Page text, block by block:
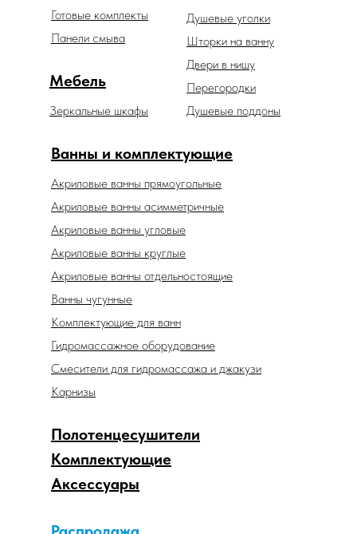
Ванны и комплектующие
Акриловые ванны прямоугольные
Зеркальные шкафы
Мебель
Душевые уголки
Шторки на ванну
Двери в нишу
Перегородки
Аксессуары
Комплектующие
Душевые поддоны
Акриловые ванны отдельностоящие
Акриловые ванны асимметричные
Акриловые ванны угловые
Акриловые ванны круглые
Ванны чугунные
Комплектующие для ванн
Гидромассажное оборудование
Смесители для гидромассажа и джакузи
Карнизы
Полотенцесушители
Готовые комплекты
Панели смыва